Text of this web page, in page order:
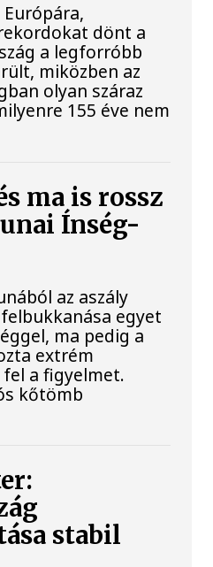
dönt a
a legforróbb
miközben az
olyan száraz
155 éve nem
ma is rossz
Ínség-
az aszály
egyet
ma pedig a
extrém
a figyelmet.
kőtömb
stabil